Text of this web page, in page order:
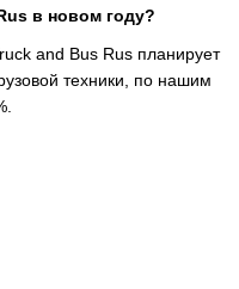
в новом году?
and Bus Rus планирует
техники, по нашим